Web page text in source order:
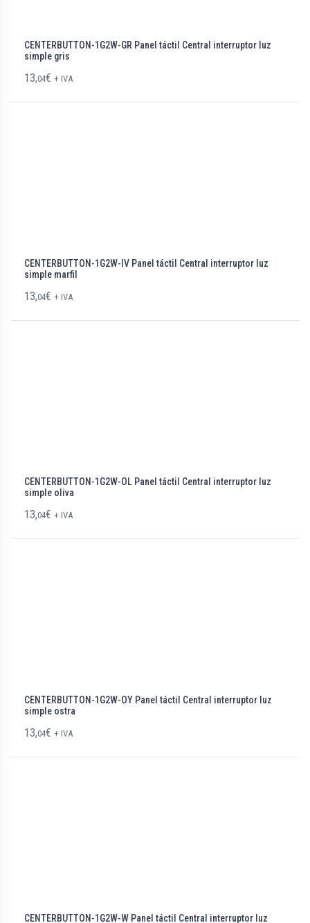
CENTERBUTTON-1G2W-GR Panel táctil Central interruptor luz
simple gris
13,04€ + IVA
CENTERBUTTON-1G2W-IV Panel táctil Central interruptor luz
simple marfil
13,04€ + IVA
CENTERBUTTON-1G2W-OL Panel táctil Central interruptor luz
simple oliva
13,04€ + IVA
CENTERBUTTON-1G2W-OY Panel táctil Central interruptor luz
simple ostra
13,04€ + IVA
CENTERBUTTON-1G2W-W Panel táctil Central interruptor luz